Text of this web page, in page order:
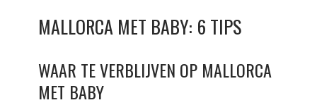
MALLORCA MET BABY: 6 TIPS
WAAR TE VERBLIJVEN OP MALLORCA
MET BABY